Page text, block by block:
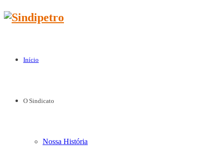
Início
O Sindicato
Nossa História